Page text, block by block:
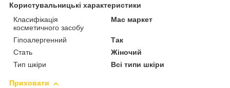
Користувальницькі характеристики
Класифікація
косметичного засобу
Мас маркет
Гіпоалергенний
Так
Стать
Жіночий
Тип шкіри
Всі типи шкіри
Приховати